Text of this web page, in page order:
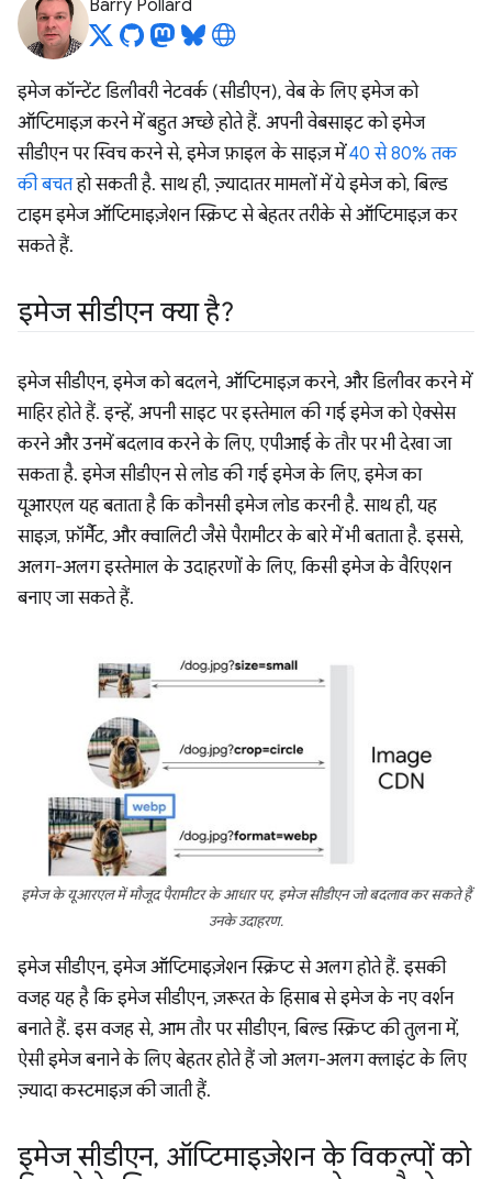
Barry Pollard
इमेज कॉन्टेंट डिलीवरी नेटवर्क (सीडीएन), वेब के लिए इमेज को
ऑप्टिमाइज़ करने में बहुत अच्छे होते हैं. अपनी वेबसाइट को इमेज
सीडीएन पर स्विच करने से, इमेज फ़ाइल के साइज़ में40 से 80% तक
की बचतहो सकती है. साथ ही, ज़्यादातर मामलों में ये इमेज को, बिल्ड
टाइम इमेज ऑप्टिमाइज़ेशन स्क्रिप्ट से बेहतर तरीके से ऑप्टिमाइज़ कर
सकते हैं.
इमेज सीडीएन क्या है?
इमेज सीडीएन, इमेज को बदलने, ऑप्टिमाइज़ करने, और डिलीवर करने में
माहिर होते हैं. इन्हें, अपनी साइट पर इस्तेमाल की गई इमेज को ऐक्सेस
करने और उनमें बदलाव करने के लिए, एपीआई के तौर पर भी देखा जा
सकता है. इमेज सीडीएन से लोड की गई इमेज के लिए, इमेज का
यूआरएल यह बताता है कि कौनसी इमेज लोड करनी है. साथ ही, यह
साइज़, फ़ॉर्मैट, और क्वालिटी जैसे पैरामीटर के बारे में भी बताता है. इससे,
अलग-अलग इस्तेमाल के उदाहरणों के लिए, किसी इमेज के वैरिएशन
बनाए जा सकते हैं.
इमेज के यूआरएल में मौजूद पैरामीटर के आधार पर, इमेज सीडीएन जो बदलाव कर सकते हैं
उनके उदाहरण.
इमेज सीडीएन, इमेज ऑप्टिमाइज़ेशन स्क्रिप्ट से अलग होते हैं. इसकी
वजह यह है कि इमेज सीडीएन, ज़रूरत के हिसाब से इमेज के नए वर्शन
बनाते हैं. इस वजह से, आम तौर पर सीडीएन, बिल्ड स्क्रिप्ट की तुलना में,
ऐसी इमेज बनाने के लिए बेहतर होते हैं जो अलग-अलग क्लाइंट के लिए
ज़्यादा कस्टमाइज़ की जाती हैं.
इमेज सीडीएन, ऑप्टिमाइज़ेशन के विकल्पों को